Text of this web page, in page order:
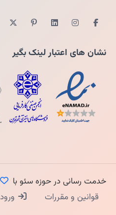
نشان های اعتبار لینک بگیر
خدمت رسانی در حوزه سئو با
قوانین و مقررات
ورود